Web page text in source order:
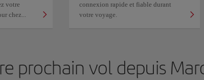
votre
chez...
connexion rapide et fiable durant
votre voyage.
prochain vol depuis